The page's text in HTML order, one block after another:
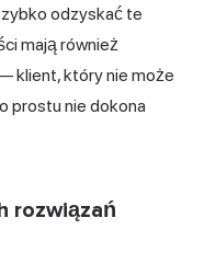
odzyskać te
mają również
klient, który nie może
prostu nie dokona
rozwiązań